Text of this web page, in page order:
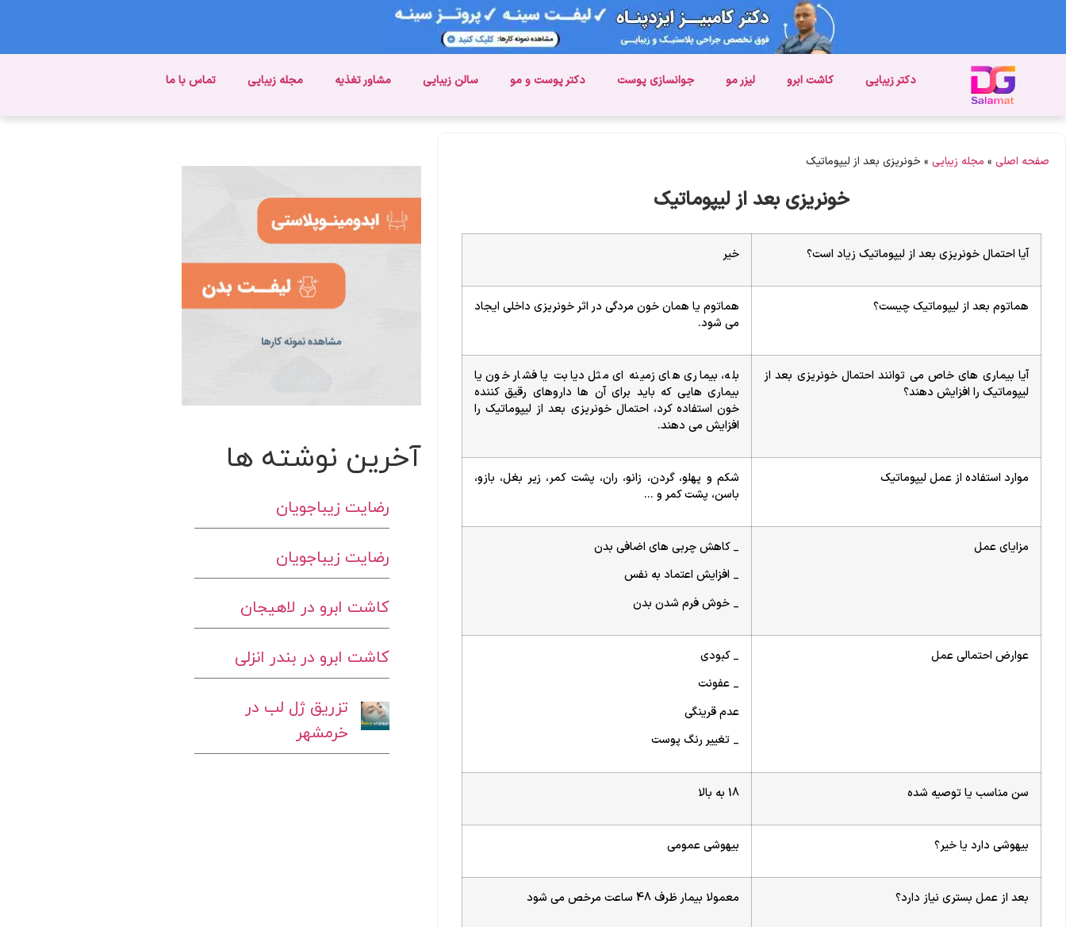
دکتر زیبایی کاشت ابرو لیزر مو جوانسازی پوست دکتر پوست و مو سالن زیبایی مشاور تغذیه مجله زیبایی تماس با ما
صفحه اصلی » مجله زیبایی » خونریزی بعد از لیپوماتیک
خونریزی بعد از لیپوماتیک
آیا احتمال خونریزی بعد از لیپوماتیک زیاد است؟ خیر
هماتوم بعد از لیپوماتیک چیست؟
هماتوم یا همان خون مردگی در اثر خونریزی داخلی ایجاد
می شود.
آیا بیماری های خاص می توانند احتمال خونریزی بعد از
لیپوماتیک را افزایش دهند؟
بله، بیماری های زمینه ای مثل دیابت یا فشار خون یا
بیماری هایی که باید برای آن ها داروهای رقیق کننده
خون استفاده کرد، احتمال خونریزی بعد از لیپوماتیک را
افزایش می دهند.
موارد استفاده از عمل لیپوماتیک
شکم و پهلو، گردن، زانو، ران، پشت کمر، زیر بغل، بازو،
باسن، پشت کمر و …
مزایای عمل
_ کاهش چربی های اضافی بدن
_ افزایش اعتماد به نفس
_ خوش فرم شدن بدن
عوارض احتمالی عمل
_ کبودی
_ عفونت
عدم قرینگی
_ تغییر رنگ پوست
سن مناسب یا توصیه شده 18 به بالا
بیهوشی دارد یا خیر؟ بیهوشی عمومی
بعد از عمل بستری نیاز دارد؟ معمولا بیمار ظرف 48 ساعت مرخص می شود
آخرین نوشته ها
رضایت زیباجویان
رضایت زیباجویان
کاشت ابرو در لاهیجان
کاشت ابرو در بندر انزلی
تزریق ژل لب در
خرمشهر